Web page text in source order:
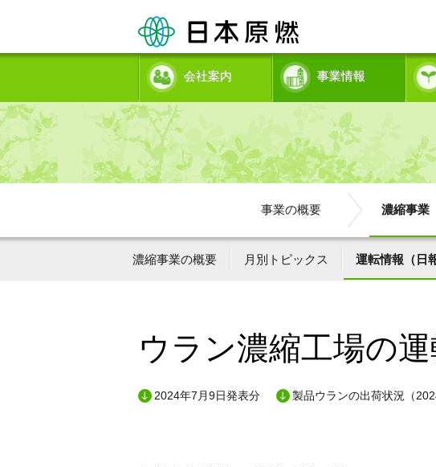
会社案内 事業情報
事業の概要 濃縮事業
濃縮事業の概要 月別トピックス 運転情報（日
ウラン濃縮工場の運
2024年7月9日発表分 製品ウランの出荷状況（